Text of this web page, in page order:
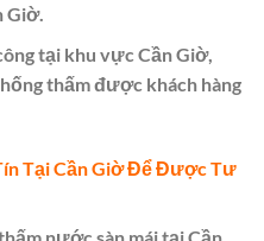
Giờ.
tại khu vực Cần Giờ,
thấm được khách hàng
Tại Cần Giờ Để Được Tư